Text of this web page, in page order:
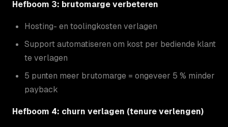
Hefboom 3: brutomarge verbeteren
Hosting- en toolingkosten verlagen
Support automatiseren om kost per bediende klant
te verlagen
5 punten meer brutomarge = ongeveer 5 % minder
payback
Hefboom 4: churn verlagen (tenure verlengen)